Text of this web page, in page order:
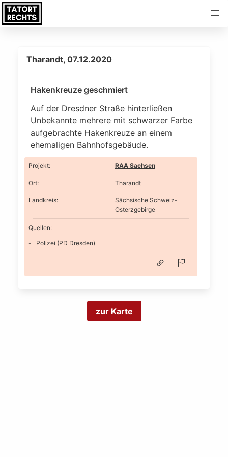
Tharandt, 07.12.2020
Hakenkreuze geschmiert
Auf der Dresdner Straße hinterließen
Unbekannte mehrere mit schwarzer Farbe
aufgebrachte Hakenkreuze an einem
ehemaligen Bahnhofsgebäude.
Projekt: RAA Sachsen
Ort: Tharandt
Landkreis:
Sächsische Schweiz-
Osterzgebirge
Quellen:
Polizei (PD Dresden)
zur Karte